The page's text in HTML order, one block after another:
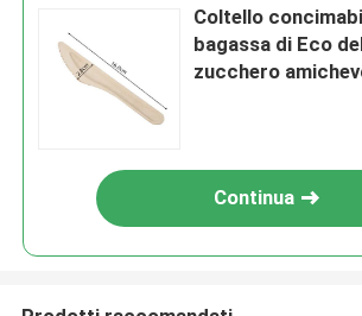
Coltello
bagassa di Eco
zucchero
Continua